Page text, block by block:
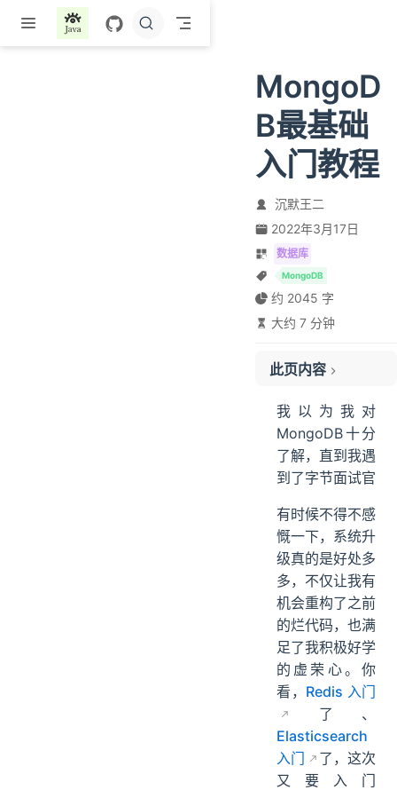
跳至主要內容
MongoD
B最基础
入门教程
沉默王二
2022年3月17日
数据库
MongoDB
约 2045 字
大约 7 分钟
此页内容
02、安装 MongoDB
03、安装 Robo 3T
04、MongoDB 的相关概念
06、鸣谢
我以为我对
MongoDB十分
了解，直到我遇
到了字节面试官
有时候不得不感
慨一下，系统升
级真的是好处多
多，不仅让我有
机会重构了之前
的烂代码，也满
足了我积极好学
的虚荣心。你
看， Redis 入门
了、
Elasticsearch
入门
了，这次
又要入门